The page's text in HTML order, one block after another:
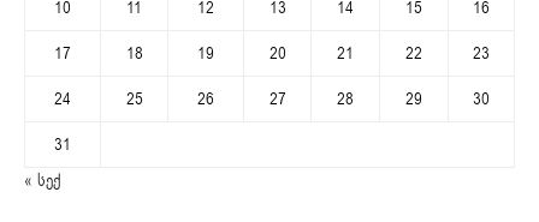
10
11 12 13 14 15
16
17
18 19 20 21 22
23
24
25 26 27 28 29
30
31
« სექ